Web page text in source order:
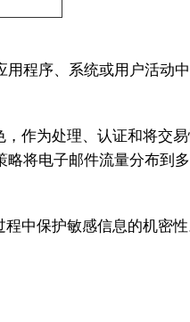
程序、系统或用户活动
作为处理、认证和将交
将电子邮件流量分布到
中保护敏感信息的机密性